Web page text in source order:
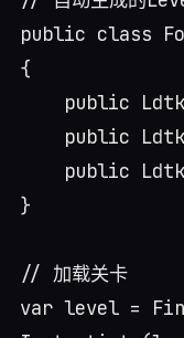
public class
{
public
public
public
}
// 加载关卡
var level =